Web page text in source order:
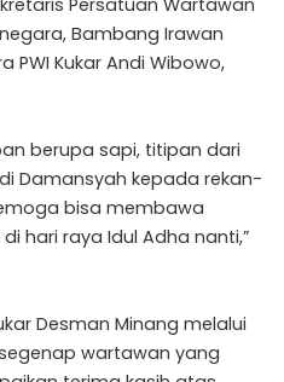
Persatuan Wartawan
Bambang Irawan
Kukar Andi Wibowo,
berupa sapi, titipan dari
Damansyah kepada rekan-
bisa membawa
hari raya Idul Adha nanti,”
Desman Minang melalui
wartawan yang